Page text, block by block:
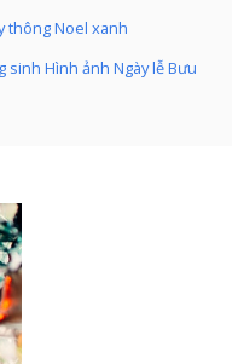
thông Noel xanh
sinh Hình ảnh Ngày lễ Bưu